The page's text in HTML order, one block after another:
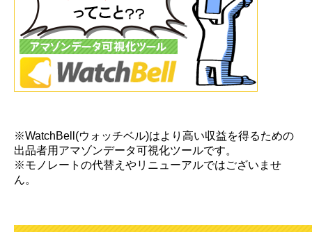
※WatchBell(ウォッチベル)はより高い収益を得るための
出品者用アマゾンデータ可視化ツールです。
※モノレートの代替えやリニューアルではございませ
ん。